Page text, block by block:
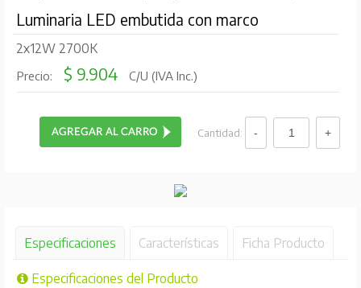
Luminaria LED embutida con marco
2x12W 2700K
Precio: $ 9.904 C/U (IVA Inc.)
Cantidad:
Especificaciones Características Ficha Producto
Especificaciones del Producto